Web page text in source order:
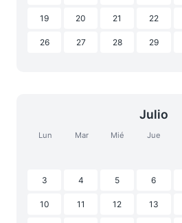
19 20 21 22
26 27 28 29
Julio
Lun Mar Mié Jue
3 4 5 6
10 11 12 13